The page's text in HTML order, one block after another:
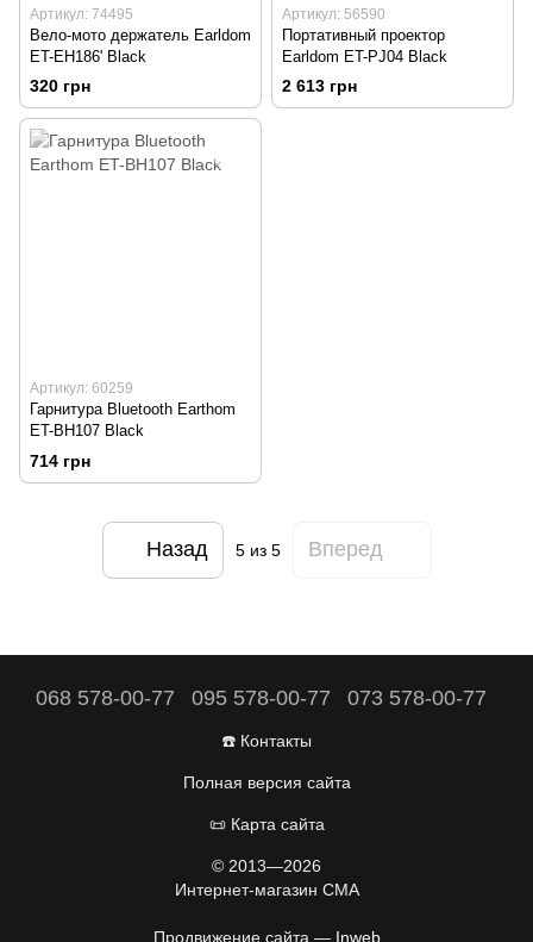
Артикул: 74495
Вело-мото держатель Earldom
ET-EH186' Black
320 грн
Артикул: 56590
Портативный проектор
Earldom ET-PJ04 Black
2 613 грн
Артикул: 60259
Гарнитура Bluetooth Earthom
ET-BH107 Black
714 грн
Назад 5из 5 Вперед
068 578-00-77 095 578-00-77 073 578-00-77
☎️ Контакты
Полная версия сайта
📜 Карта сайта
© 2013—2026
Интернет-магазин CMA
Продвижение сайта — Inweb